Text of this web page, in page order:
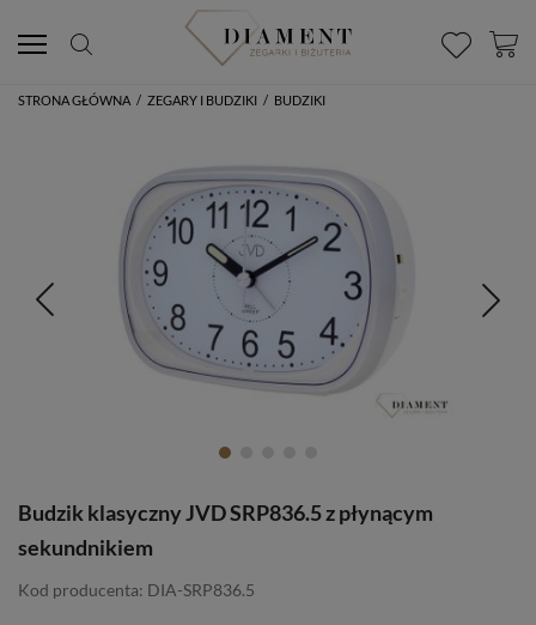
STRONA GŁÓWNA / ZEGARY I BUDZIKI / BUDZIKI
Budzik klasyczny JVD SRP836.5 z płynącym
sekundnikiem
Kod producenta: DIA-SRP836.5